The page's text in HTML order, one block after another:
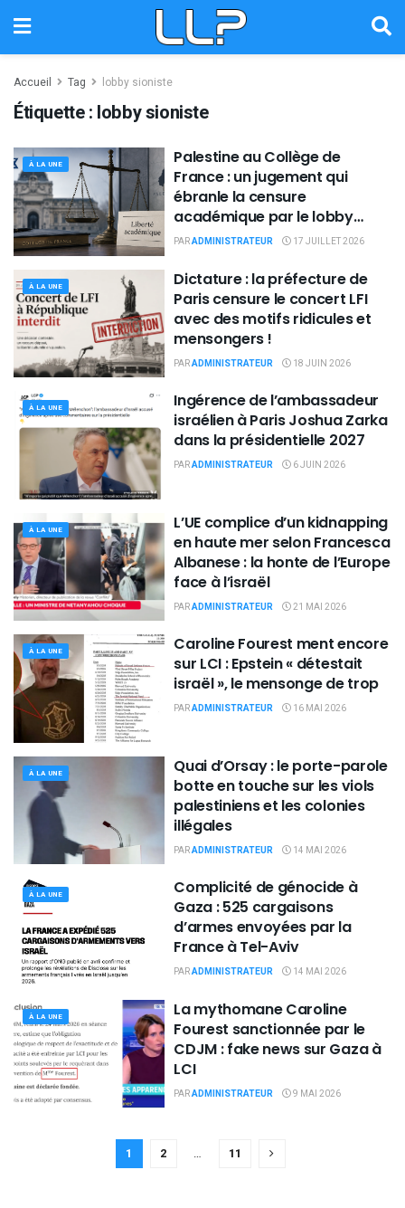
Accueil Tag lobby sioniste
Étiquette : lobby sioniste
À LA UNE
Palestine au Collège de
France : un jugement qui
ébranle la censure
académique par le lobby
sioniste
PARADMINISTRATEUR 17 JUILLET 2026
À LA UNE
Dictature : la préfecture de
Paris censure le concert LFI
avec des motifs ridicules et
mensongers !
PARADMINISTRATEUR 18 JUIN 2026
À LA UNE
Ingérence de l’ambassadeur
israélien à Paris Joshua Zarka
dans la présidentielle 2027
PARADMINISTRATEUR 6 JUIN 2026
À LA UNE
L’UE complice d’un kidnapping
en haute mer selon Francesca
Albanese : la honte de l’Europe
face à l’israël
PARADMINISTRATEUR 21 MAI 2026
À LA UNE
Caroline Fourest ment encore
sur LCI : Epstein « détestait
israël », le mensonge de trop
PARADMINISTRATEUR 16 MAI 2026
À LA UNE
Quai d’Orsay : le porte-parole
botte en touche sur les viols
palestiniens et les colonies
illégales
PARADMINISTRATEUR 14 MAI 2026
À LA UNE
Complicité de génocide à
Gaza : 525 cargaisons
d’armes envoyées par la
France à Tel-Aviv
PARADMINISTRATEUR 14 MAI 2026
À LA UNE
La mythomane Caroline
Fourest sanctionnée par le
CDJM : fake news sur Gaza à
LCI
PARADMINISTRATEUR 9 MAI 2026
1 2 … 11